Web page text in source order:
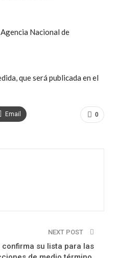
Nacional de
que será publicada en el
0
Email
NEXT POST
su lista para las